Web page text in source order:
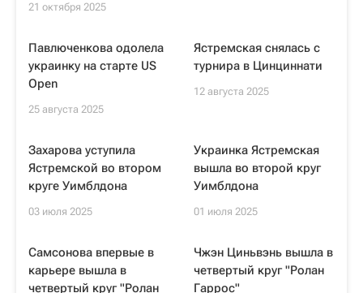
21 октября 2025
Павлюченкова одолела
украинку на старте US
Open
25 августа 2025
Ястремская снялась с
турнира в Цинциннати
12 августа 2025
Захарова уступила
Ястремской во втором
круге Уимблдона
03 июля 2025
Украинка Ястремская
вышла во второй круг
Уимблдона
01 июля 2025
Самсонова впервые в
карьере вышла в
четвертый круг "Ролан
Чжэн Циньвэнь вышла в
четвертый круг "Ролан
Гаррос"